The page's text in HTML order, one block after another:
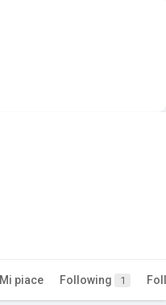
Mi piace Following 1